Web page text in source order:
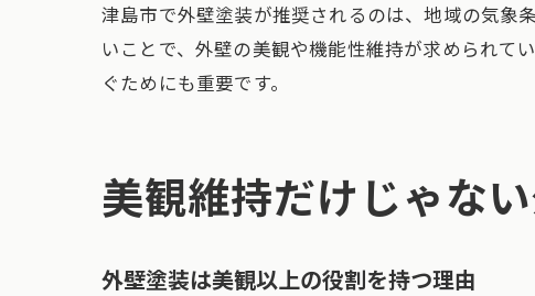
適切
津島市で外壁塗装が推奨されるのは、地域の気象
いことで、外壁の美観や機能性維持が求められて
ぐためにも重要です。
美観維持だけじゃな
外壁塗装は美観以上の役割を持つ理由